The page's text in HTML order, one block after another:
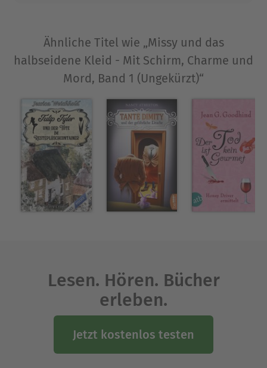
Gegend zu träumen
Ausblenden
Ähnliche Titel wie „Missy und das
halbseidene Kleid - Mit Schirm, Charme und
Mord, Band 1 (Ungekürzt)“
Lesen. Hören. Bücher
erleben.
Jetzt kostenlos testen